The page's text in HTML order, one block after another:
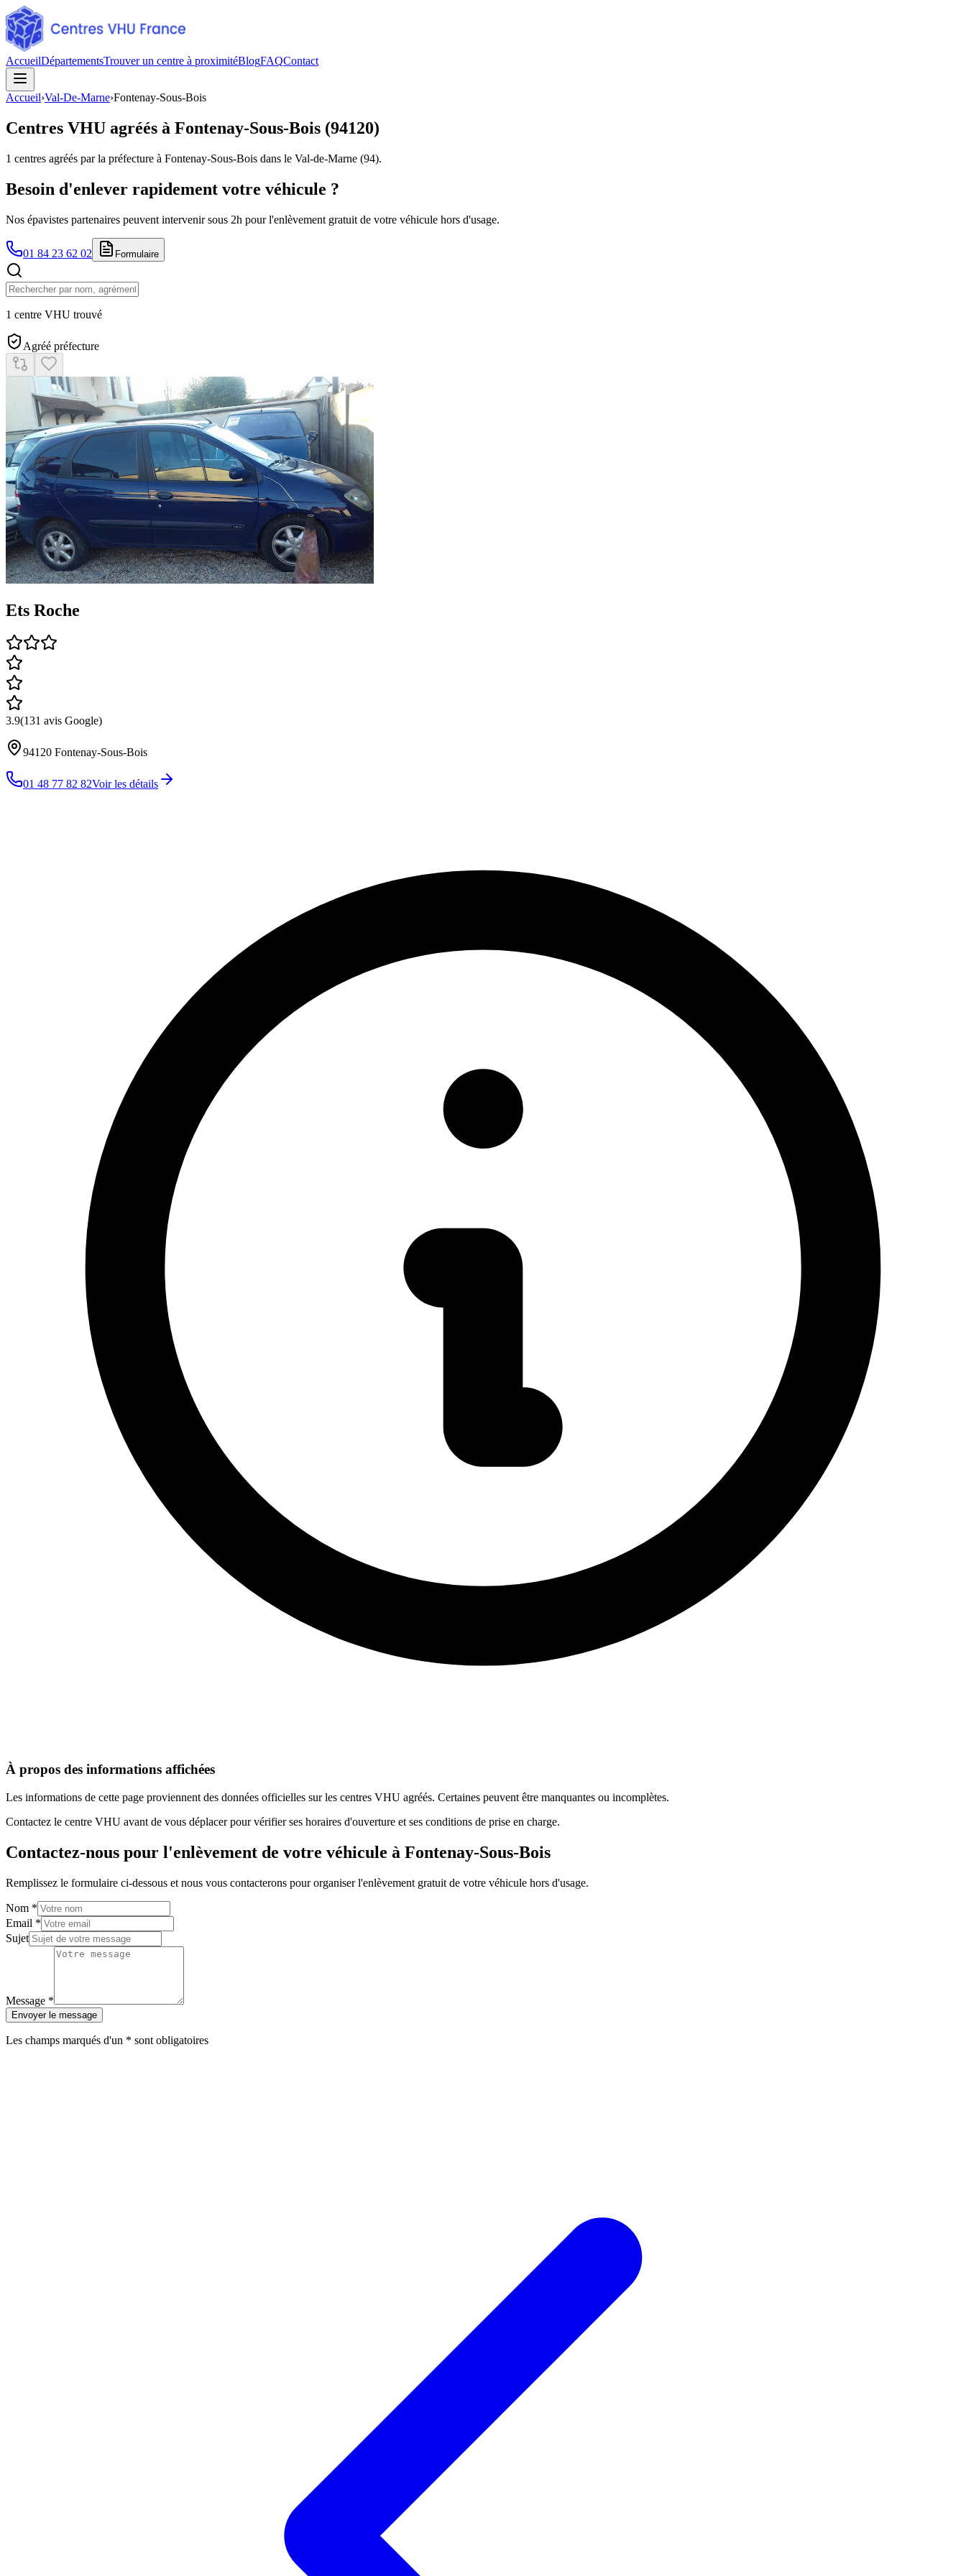
AccueilDépartementsTrouver un centre à proximitéBlogFAQContact
Accueil›Val-De-Marne›Fontenay-Sous-Bois
Centres VHU agréés à Fontenay-Sous-Bois (94120)
1 centres agréés par la préfecture à Fontenay-Sous-Bois dans le Val-de-Marne (94).
Besoin d'enlever rapidement votre véhicule ?
Nos épavistes partenaires peuvent intervenir sous 2h pour l'enlèvement gratuit de votre véhicule hors d'usage.
01 84 23 62 02 Formulaire
1 centre VHU trouvé
Agréé préfecture
Ets Roche
3.9(131 avis Google)
94120 Fontenay-Sous-Bois
01 48 77 82 82Voir les détails
À propos des informations affichées
Les informations de cette page proviennent des données officielles sur les centres VHU agréés. Certaines peuvent être manquantes ou incomplètes.
Contactez le centre VHU avant de vous déplacer pour vérifier ses horaires d'ouverture et ses conditions de prise en charge.
Contactez-nous pour l'enlèvement de votre véhicule à Fontenay-Sous-Bois
Remplissez le formulaire ci-dessous et nous vous contacterons pour organiser l'enlèvement gratuit de votre véhicule hors d'usage.
Nom *
Email *
Sujet
Message *
Envoyer le message
Les champs marqués d'un * sont obligatoires